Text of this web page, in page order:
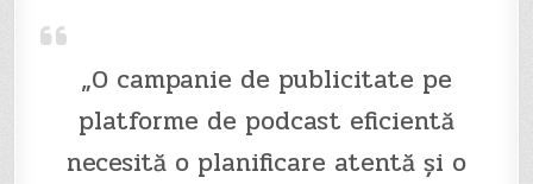
„O campanie de publicitate pe
platforme de podcast eficientă
necesită o planificare atentă și o